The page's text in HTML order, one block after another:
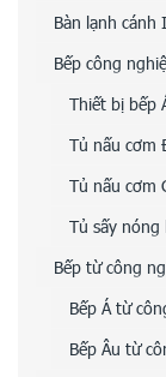
Bàn lạnh cánh
Bếp công
Thiết bị bếp
Tủ nấu cơm
Tủ nấu cơm
Tủ sấy nóng
Bếp từ công
Bếp Á từ
Bếp Âu từ